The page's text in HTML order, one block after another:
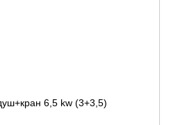
6,5 kw (3+3,5)